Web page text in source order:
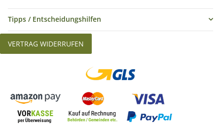
Tipps / Entscheidungshilfen
VERTRAG WIDERRUFEN